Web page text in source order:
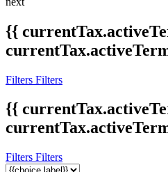
{{
Filters Filters
{{
Filters Filters